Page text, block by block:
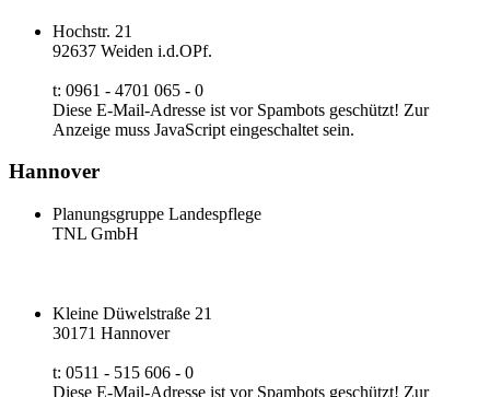
Hochstr. 21
92637 Weiden i.d.OPf.
t: 0961 - 4701 065 - 0
Diese E-Mail-Adresse ist vor Spambots geschützt! Zur
Anzeige muss JavaScript eingeschaltet sein.
Hannover
Planungsgruppe Landespflege
TNL GmbH
Kleine Düwelstraße 21
30171 Hannover
t: 0511 - 515 606 - 0
Diese E-Mail-Adresse ist vor Spambots geschützt! Zur